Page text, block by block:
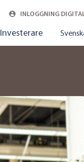
INLOGGNING
Investerare